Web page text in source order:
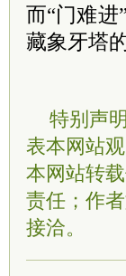
而“门难
藏象牙塔
特别声
表本网站
本网站转
责任；作
接洽。